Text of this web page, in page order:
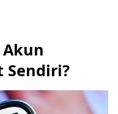
Sendiri?